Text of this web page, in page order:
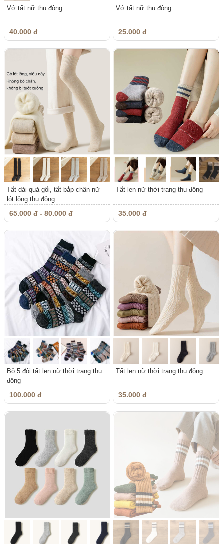
Vớ tất nữ thu đông
40.000 đ
Vớ tất nữ thu đông
25.000 đ
Tất dài quá gối, tất bắp chân nữ
lót lông thu đông
65.000 đ - 80.000 đ
Tất len nữ thời trang thu đông
35.000 đ
Bộ 5 đôi tất len nữ thời trang thu
đông
100.000 đ
Tất len nữ thời trang thu đông
35.000 đ